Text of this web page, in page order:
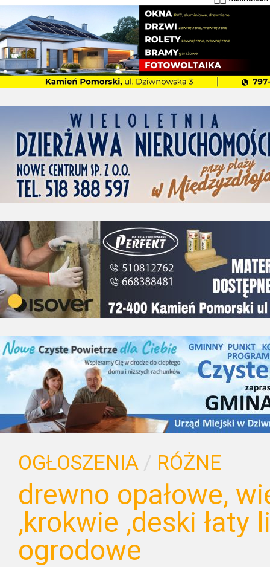
OGŁOSZENIA / RÓŻNE
drewno opałowe,
,krokwie ,deski łaty
ogrodowe